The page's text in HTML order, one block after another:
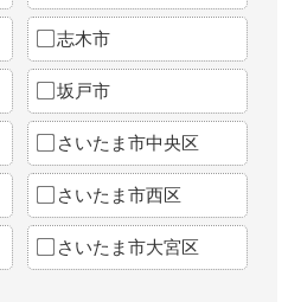
志木市
坂戸市
さいたま市中央区
さいたま市西区
さいたま市大宮区